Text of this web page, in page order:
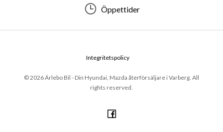
Öppettider
© 2026 Ärlebo Bil - Din Hyundai, Mazda återförsäljare i Varberg. All
rights reserved.
Integritetspolicy